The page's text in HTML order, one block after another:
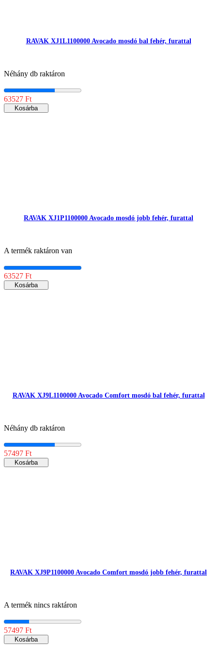
RAVAK XJ1L1100000 Avocado mosdó bal fehér, furattal
Néhány db raktáron
63527 Ft
Kosárba
RAVAK XJ1P1100000 Avocado mosdó jobb fehér, furattal
A termék raktáron van
63527 Ft
Kosárba
RAVAK XJ9L1100000 Avocado Comfort mosdó bal fehér, furattal
Néhány db raktáron
57497 Ft
Kosárba
RAVAK XJ9P1100000 Avocado Comfort mosdó jobb fehér, furattal
A termék nincs raktáron
57497 Ft
Kosárba